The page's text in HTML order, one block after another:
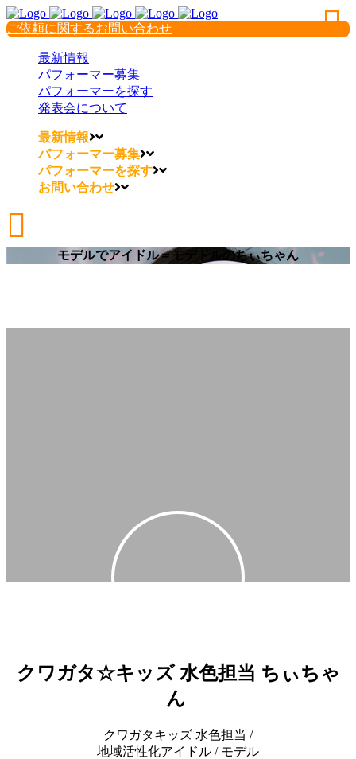
ご依頼に関するお問い合わせ
最新情報
パフォーマー募集
パフォーマーを探す
発表会について
最新情報
パフォーマー募集
パフォーマーを探す
お問い合わせ
モデルでアイドル＝モデドルのちぃちゃん
クワガタ☆キッズ 水色担当 ちぃちゃ
ん
クワガタキッズ 水色担当 /
地域活性化アイドル / モデル